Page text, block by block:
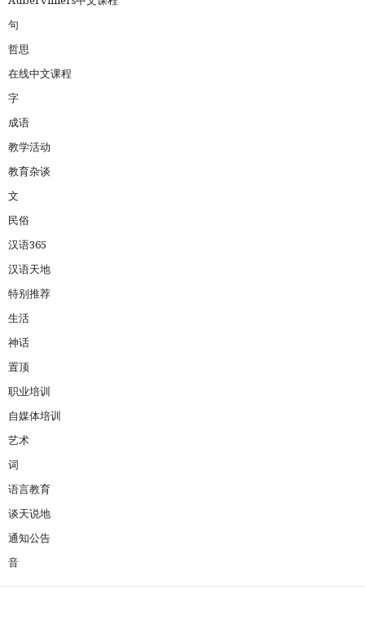
句
哲思
在线中文课程
字
成语
教学活动
教育杂谈
文
民俗
汉语365
汉语天地
特别推荐
生活
神话
置顶
职业培训
自媒体培训
艺术
词
语言教育
谈天说地
通知公告
音